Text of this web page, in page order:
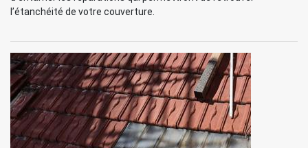
l’étanchéité de votre couverture.